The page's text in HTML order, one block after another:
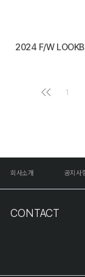
2024 F/W
1
회사소개 공지사
CONTACT